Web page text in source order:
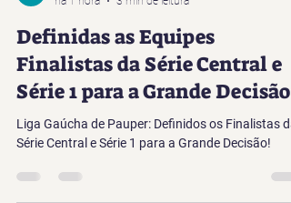
há 1 hora
3 min de leitura
Definidas as Equipes
Finalistas da Série Central e
Série 1 para a Grande Decisão!
Série Central e Série 1 para a Grande Decisão!